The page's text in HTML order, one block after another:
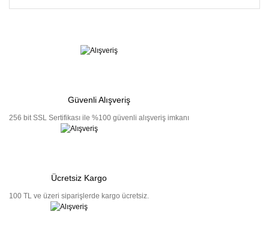
Güvenli Alışveriş
256 bit SSL Sertifikası ile %100 güvenli alışveriş imkanı
Ücretsiz Kargo
100 TL ve üzeri siparişlerde kargo ücretsiz.